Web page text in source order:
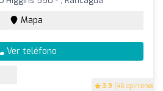
3.9 (46 opiniones)
Mapa
Ver teléfono